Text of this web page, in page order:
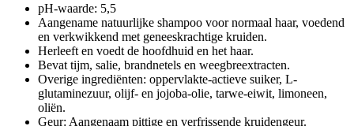
pH-waarde: 5,5
Aangename natuurlijke shampoo voor normaal haar, voedend
en verkwikkend met geneeskrachtige kruiden.
Herleeft en voedt de hoofdhuid en het haar.
Bevat tijm, salie, brandnetels en weegbreextracten.
Overige ingrediënten: oppervlakte-actieve suiker, L-
glutaminezuur, olijf- en jojoba-olie, tarwe-eiwit, limoneen,
oliën.
Geur: Aangenaam pittige en verfrissende kruidengeur.